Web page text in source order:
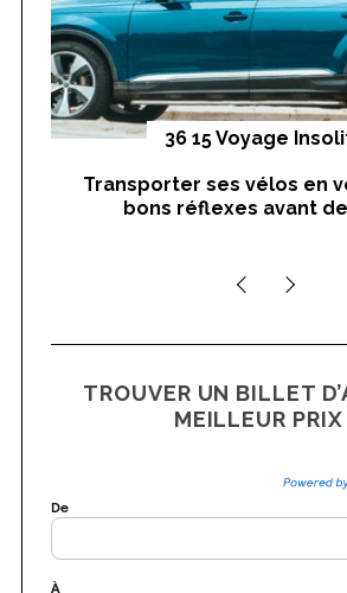
36 15 Voyage
Transporter ses vélos en
bons réflexes avant
TROUVER UN BILLET
MEILLEUR PRIX